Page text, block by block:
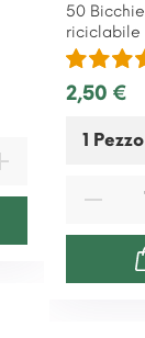
50
riciclabile
2,50 €